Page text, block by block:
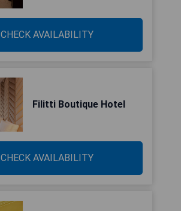
CHECK AVAILABILITY
Filitti Boutique Hotel
CHECK AVAILABILITY